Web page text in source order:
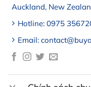
Auckland, New
Hotline: 0975
Email: